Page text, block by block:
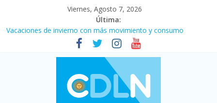
Viernes, Agosto 7, 2026
Última:
Vacaciones de invierno con más movimiento y consumo
turístico: 4,6 millones de personas viajaron por el país, un 5,9%
Fuerte caída de la venta de autos usados en julio: bajó un 12,6%
Central venció 1 a 0 al River de Coudet en el Monumental
La morosidad alcanzó su nivel más alto en dos décadas y ya